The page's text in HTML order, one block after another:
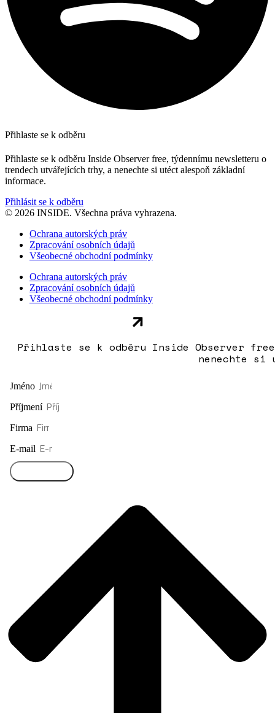
Přihlaste se k odběru
Přihlaste se k odběru Inside Observer free, týdennímu newsletteru o
trendech utvářejících trhy, a nenechte si utéct alespoň základní
informace.
Přihlásit se k odběru
© 2026 INSIDE. Všechna práva vyhrazena.
Ochrana autorských práv
Zpracování osobních údajů
Všeobecné obchodní podmínky
Ochrana autorských práv
Zpracování osobních údajů
Všeobecné obchodní podmínky
Přihlaste se k odběru Inside Observer
nenechte si
Jméno
Příjmení
Firma
E-mail